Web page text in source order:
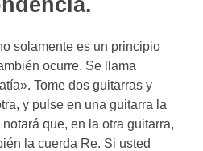
solamente es un principio
ocurre. Se llama
Tome dos guitarras y
y pulse en una guitarra la
que, en la otra guitarra,
la cuerda Re. Si usted